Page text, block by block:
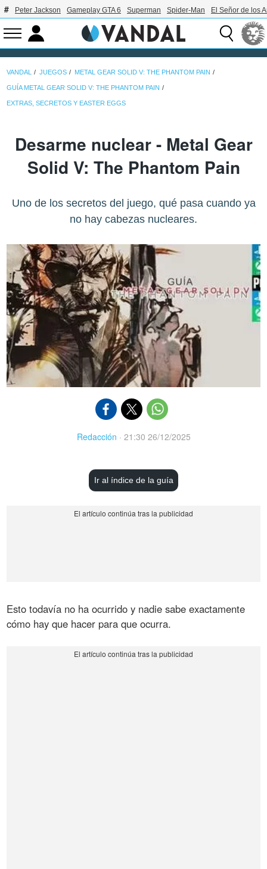
Peter Jackson Gameplay GTA 6 Superman Spider-Man El Señor de los
VANDAL JUEGOS METAL GEAR SOLID V: THE PHANTOM PAIN
GUÍA METAL GEAR SOLID V: THE PHANTOM PAIN
EXTRAS, SECRETOS Y EASTER EGGS
Desarme nuclear - Metal Gear
Solid V: The Phantom Pain
Uno de los secretos del juego, qué pasa cuando ya
no hay cabezas nucleares.
Redacción · 21:30 26/12/2025
Ir al índice de la guía
Esto todavía no ha ocurrido y nadie sabe exactamente
cómo hay que hacer para que ocurra.